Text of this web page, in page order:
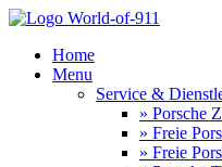
Home
Menu
Service &
» Porsche
» Freie
» Freie